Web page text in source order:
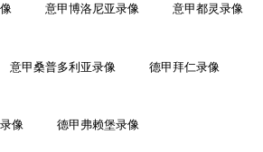
意甲博洛尼亚录像 意甲都灵录像
意甲桑普多利亚录像 德甲拜仁录像
像 德甲弗赖堡录像